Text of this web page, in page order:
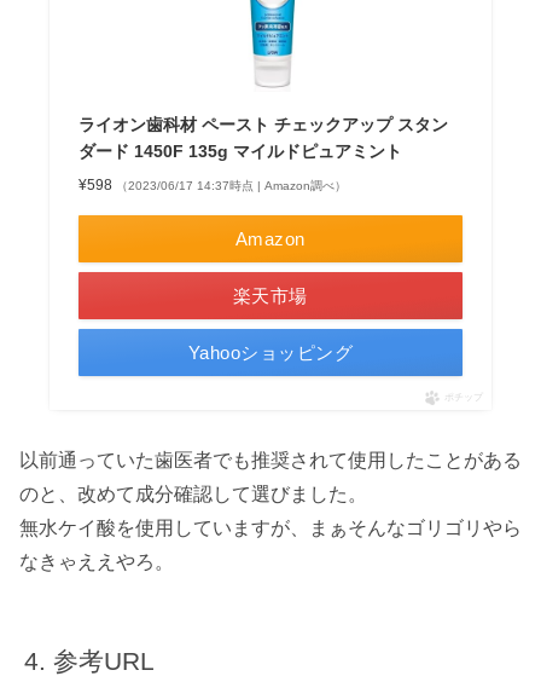
ライオン歯科材 ペースト チェックアップ スタン
ダード 1450F 135g マイルドピュアミント
¥598 （2023/06/17 14:37時点 | Amazon調べ）
Amazon
楽天市場
Yahooショッピング
ポチップ
以前通っていた歯医者でも推奨されて使用したことがある
のと、改めて成分確認して選びました。
無水ケイ酸を使用していますが、まぁそんなゴリゴリやら
なきゃええやろ。
参考URL